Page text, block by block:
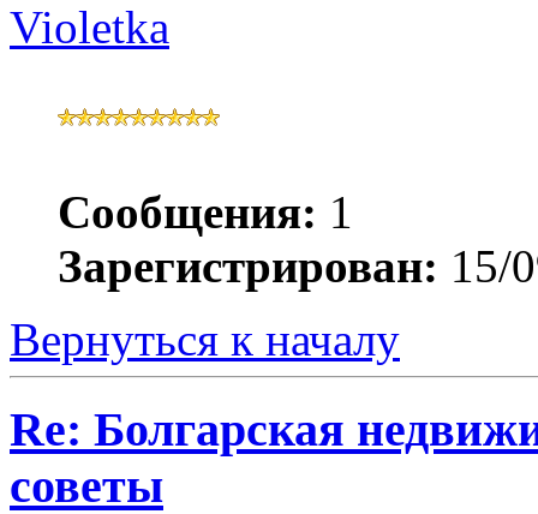
Violetka
Сообщения: 1
Зарегистрирован: 15/
Вернуться к началу
Re: Болгарская
советы